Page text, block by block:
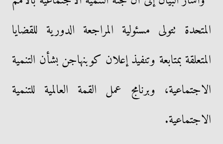
المتحدة تتولى مسئولية المراجعة الدورية للقضايا
المتعلقة بمتابعة وتنفيذ إعلان كوبنهاجن بشأن التنمية
الاجتماعية، وبرنامج عمل القمة العالمية للتنمية
الاجتماعية.